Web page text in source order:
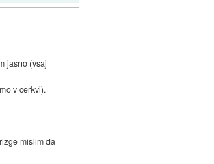
jasno (vsaj
v cerkvi).
mislim da